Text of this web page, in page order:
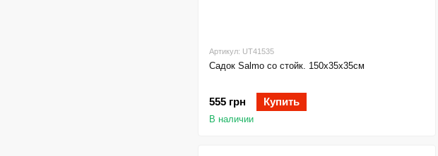
Артикул: UT41535
Садок Salmo со стойк. 150х35х35см
555 грн Купить
В наличии